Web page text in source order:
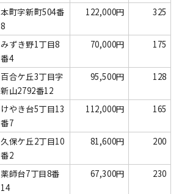
本町字新町504番
8
122,000円 325
みずき野1丁目8
番4
70,000円 175
百合ケ丘3丁目字
新山2792番12
95,500円 128
けやき台5丁目13
番7
112,000円 165
久保ケ丘2丁目10
番2
81,600円 200
薬師台7丁目8番
14
67,300円 230